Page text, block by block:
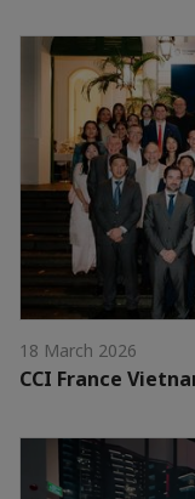
18 March 2026
CCI France